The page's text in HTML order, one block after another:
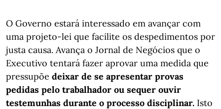
O Governo estará interessado em avançar com
uma projeto-lei que facilite os despedimentos por
justa causa. Avança o Jornal de Negócios que o
Executivo tentará fazer aprovar uma medida que
pressupõe deixar de se apresentar provas
pedidas pelo trabalhador ou sequer ouvir
testemunhas durante o processo disciplinar. Isto